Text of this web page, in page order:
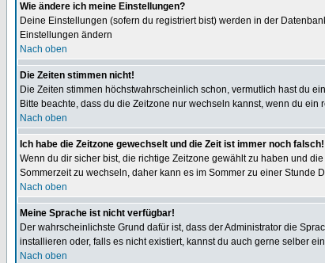
Wie ändere ich meine Einstellungen?
Deine Einstellungen (sofern du registriert bist) werden in der
Einstellungen ändern
Nach oben
Die Zeiten stimmen nicht!
Die Zeiten stimmen höchstwahrscheinlich schon, vermutlich hast du
Bitte beachte, dass du die Zeitzone nur wechseln kannst, wenn du
Nach oben
Ich habe die Zeitzone gewechselt und die Zeit ist immer noch falsch!
Wenn du dir sicher bist, die richtige Zeitzone gewählt zu haben und
Sommerzeit zu wechseln, daher kann es im Sommer zu einer Stunde
Nach oben
Meine Sprache ist nicht verfügbar!
Der wahrscheinlichste Grund dafür ist, dass der Administrator die
installieren oder, falls es nicht existiert, kannst du auch gerne selber
Nach oben